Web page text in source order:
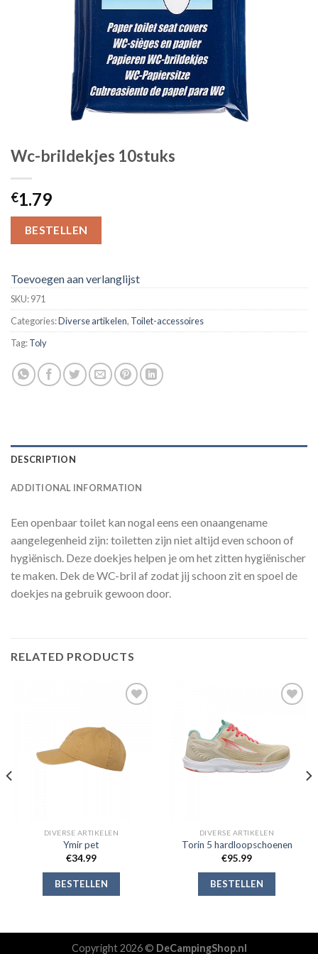
Wc-brildekjes 10stuks
€1.79
BESTELLEN
Toevoegen aan verlanglijst
SKU:971
Categories:Diverse artikelen, Toilet-accessoires
Tag:Toly
DESCRIPTION
ADDITIONAL INFORMATION
Een openbaar toilet kan nogal eens een onaangename
aangelegenheid zijn: toiletten zijn niet altijd even schoon of
hygiënisch. Deze doekjes helpen je om het zitten hygiënischer
te maken. Dek de WC-bril af zodat jij schoon zit en spoel de
doekjes na gebruik gewoon door.
RELATED PRODUCTS
verlanglijst
DIVERSE ARTIKELEN
Ymir pet
€34.99
BESTELLEN
DIVERSE ARTIKELEN
Torin 5 hardloopschoenen
€95.99
BESTELLEN
Copyright 2026 © DeCampingShop.nl